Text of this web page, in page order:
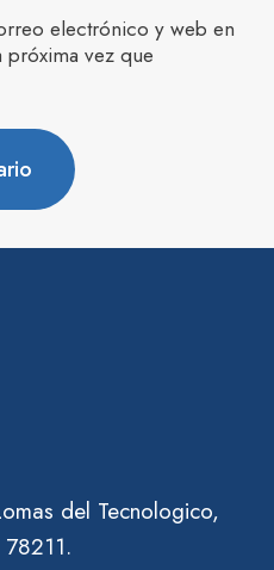
electrónico y web en
próxima vez que
del Tecnologico,